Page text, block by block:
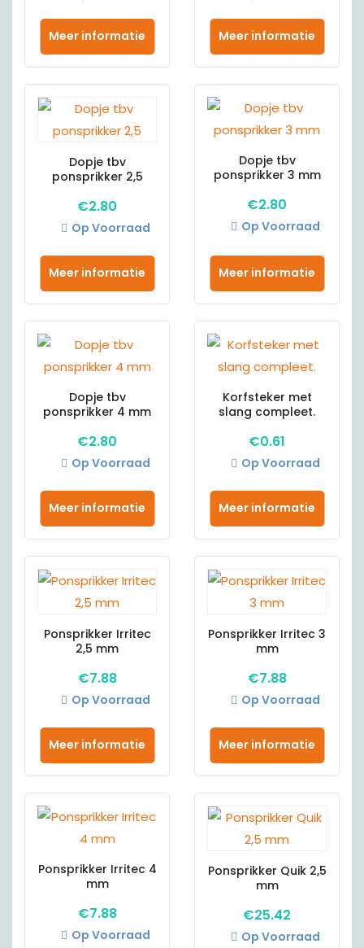
Meer informatie Meer informatie
Dopje tbv
ponsprikker 2,5
€2.80
Meer informatie
Op Voorraad
Dopje tbv
ponsprikker 3 mm
€2.80
Meer informatie
Op Voorraad
Dopje tbv
ponsprikker 4 mm
€2.80
Meer informatie
Op Voorraad
Korfsteker met
slang compleet.
€0.61
Meer informatie
Op Voorraad
Ponsprikker Irritec
2,5 mm
€7.88
Meer informatie
Op Voorraad
Ponsprikker Irritec 3
mm
€7.88
Meer informatie
Op Voorraad
Ponsprikker Irritec 4
mm
€7.88
Op Voorraad
Ponsprikker Quik 2,5
mm
€25.42
Op Voorraad